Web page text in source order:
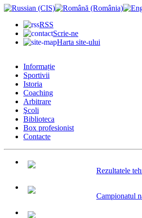
RSS
Scrie-ne
Harta site-ului
Informație
Sportivii
Istoria
Coaching
Arbitrare
Şcoli
Biblioteca
Box profesionist
Contacte
Rezultatele
Campionatul